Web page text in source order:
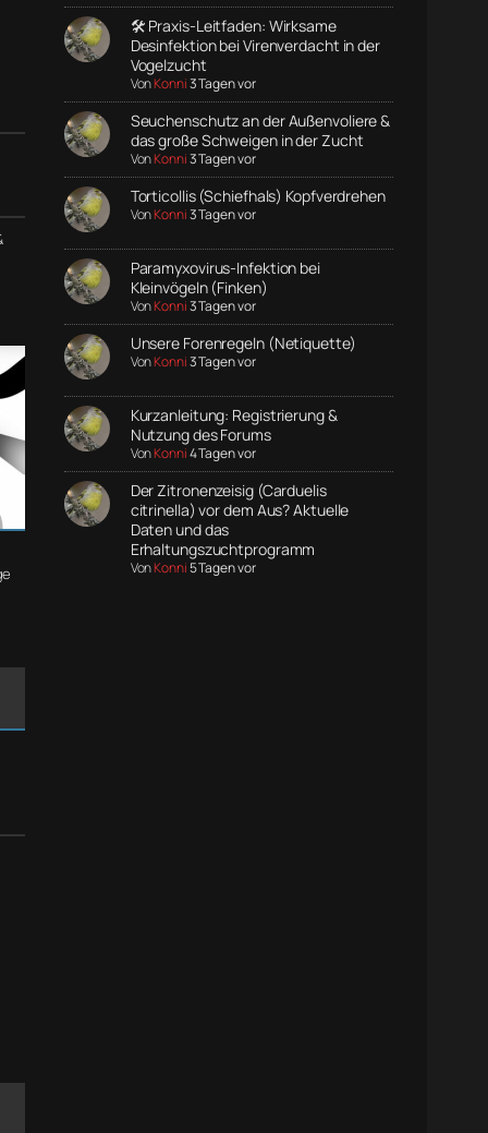
🛠️ Praxis-Leitfaden: Wirksame
Desinfektion bei Virenverdacht in der
Vogelzucht
VonKonni3 Tagen vor
Seuchenschutz an der Außenvoliere &
das große Schweigen in der Zucht
VonKonni3 Tagen vor
Torticollis (Schiefhals) Kopfverdrehen
VonKonni3 Tagen vor
Paramyxovirus-Infektion bei
Kleinvögeln (Finken)
VonKonni3 Tagen vor
Unsere Forenregeln (Netiquette)
VonKonni3 Tagen vor
Kurzanleitung: Registrierung &
Nutzung des Forums
VonKonni4 Tagen vor
Der Zitronenzeisig (Carduelis
citrinella) vor dem Aus? Aktuelle
Daten und das
Erhaltungszuchtprogramm
VonKonni5 Tagen vor